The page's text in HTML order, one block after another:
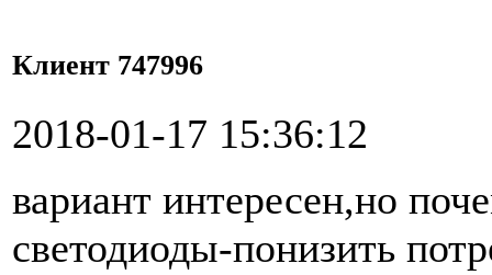
Клиент 747996
2018-01-17 15:36:12
вариант интересен,но
светодиоды-понизить